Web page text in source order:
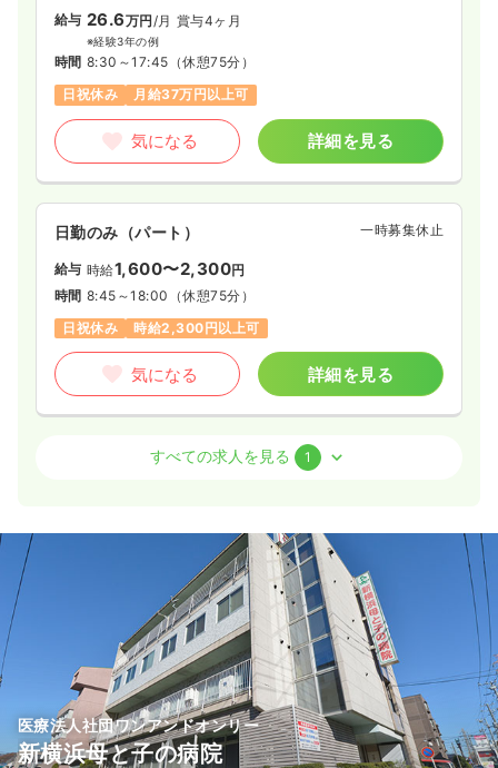
2交代（常勤）
給与
お問い合わせください
時間 8:30～17:00
気になる 詳細を見る
日勤のみ（パート）
給与 時給1,600
円
時間 8:30～17:00
気になる 詳細を見る
日勤のみ（常勤） 一時募集休止
23.0万円〜/月 賞与63.3万円〜
※一例
時間 8:30～17:00
4週8休以上
ブランク可
第二新卒可
月給23万円以上可
給与 26.6万円/月 賞与4ヶ月
※経験3年の例
時間 8:30～17:45 （休憩75分）
日祝休み
月給37万円以上可
気になる 詳細を見る
日勤のみ（パート） 一時募集休止
給与 時給1,600〜2,300円
時間 8:45～18:00 （休憩75分）
日祝休み
時給2,300円以上可
気になる 詳細を見る
介護・福祉系正・准看護師
/月 賞与2回
月給34万円以上可
気になる 詳細を見る
すべての求人を見る 1
医療法人社団ワンアンドオンリー
新横浜母と子の病院